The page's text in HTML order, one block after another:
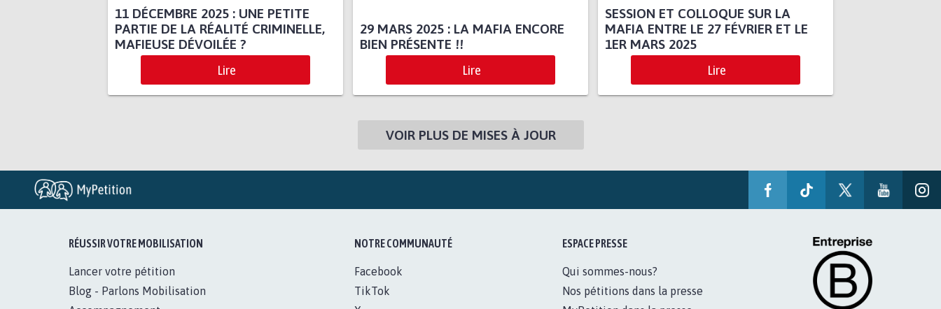
11 DÉCEMBRE 2025 : UNE PETITE
PARTIE DE LA RÉALITÉ CRIMINELLE,
MAFIEUSE DÉVOILÉE ?
Lire
29 MARS 2025 : LA MAFIA ENCORE
BIEN PRÉSENTE !!
Lire
SESSION ET COLLOQUE SUR LA
MAFIA ENTRE LE 27 FÉVRIER ET LE
1ER MARS 2025
Lire
VOIR PLUS DE MISES À JOUR
RÉUSSIR VOTRE MOBILISATION
Lancer votre pétition
Blog - Parlons Mobilisation
NOTRE COMMUNAUTÉ
Facebook
TikTok
ESPACE PRESSE
Qui sommes-nous?
Nos pétitions dans la presse